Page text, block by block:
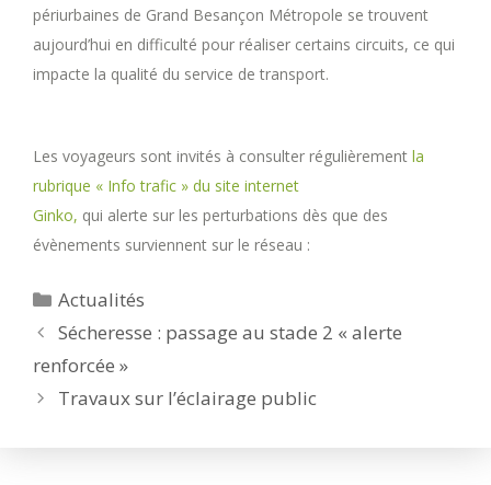
périurbaines de Grand Besançon Métropole se trouvent
aujourd’hui en difficulté pour réaliser certains circuits, ce qui
impacte la qualité du service de transport.
Les voyageurs sont invités à consulter régulièrement la
rubrique « Info trafic » du site internet
Ginko, qui alerte sur les perturbations dès que des
évènements surviennent sur le réseau :
Catégories
Actualités
Sécheresse : passage au stade 2 « alerte
renforcée »
Travaux sur l’éclairage public